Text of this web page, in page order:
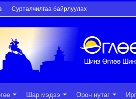
Сурталчилгаа байрлуулах
Шар мэдээ Орон нутаг